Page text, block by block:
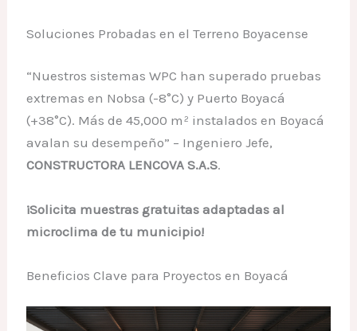
Soluciones Probadas en el Terreno Boyacense
“Nuestros sistemas WPC han superado pruebas
extremas en Nobsa (-8°C) y Puerto Boyacá
(+38°C). Más de 45,000 m² instalados en Boyacá
avalan su desempeño” – Ingeniero Jefe,
CONSTRUCTORA LENCOVA S.A.S.
¡Solicita muestras gratuitas adaptadas al
microclima de tu municipio!
Beneficios Clave para Proyectos en Boyacá